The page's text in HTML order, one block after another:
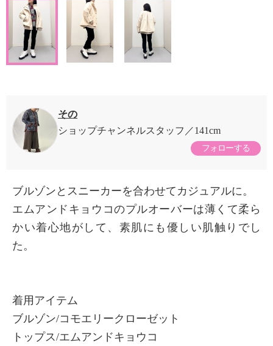
その
ショップチャンネルスタッフ
141cm
フォローする
ブルゾンとスニーカーを合わせてカジュアルに。
エムアンドキョウコのプルオーバーは薄くて柔ら
かい着心地がして、素肌にも優しい肌触りでし
た。
着用アイテム
ブルゾン/コモエリークローゼット
トップス/エムアンドキョウコ